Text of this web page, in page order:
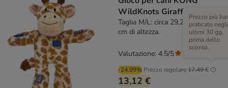
WildKnots Giraffa
Taglia M/L: circa 29,2 x 25,4 x 10,8
cm di altezza.
-24.99% Prezzo regolare17,49 €
Prezzo più
praticato negli
ultimi 30 gg,
prima dello
sconto.
13,12 €
Valutazione: 4.5/5